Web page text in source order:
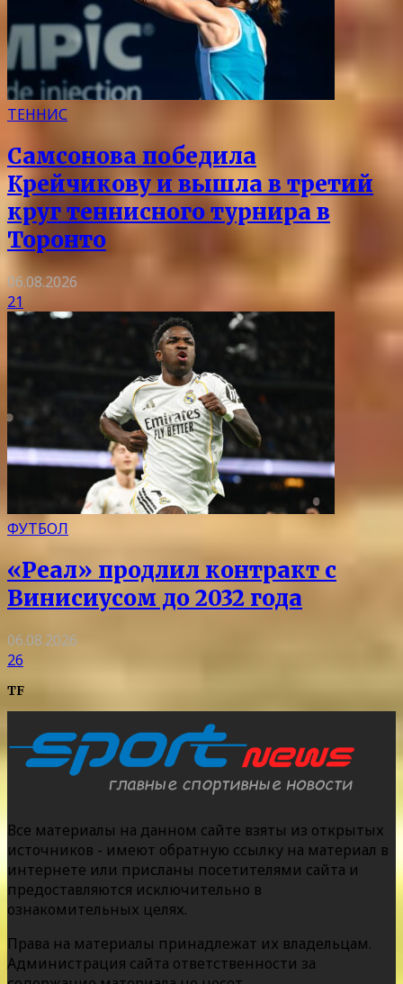
ТЕННИС
Самсонова победила
Крейчикову и вышла в третий
круг теннисного турнира в
Торонто
06.08.2026
21
ФУТБОЛ
«Реал» продлил контракт с
Винисиусом до 2032 года
06.08.2026
26
TF
Все материалы на данном сайте взяты из открытых
источников - имеют обратную ссылку на материал в
интернете или присланы посетителями сайта и
предоставляются исключительно в
ознакомительных целях.
Права на материалы принадлежат их владельцам.
Администрация сайта ответственности за